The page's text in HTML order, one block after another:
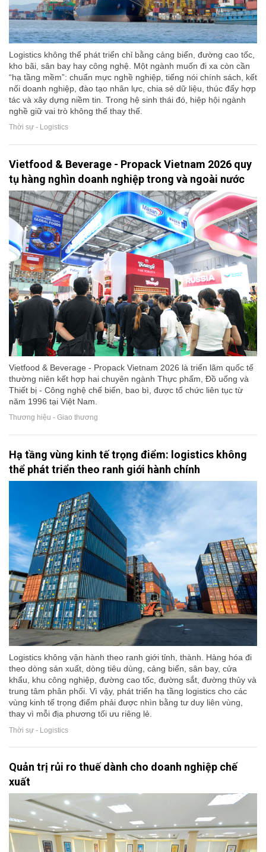
Logistics không thể phát triển chỉ bằng cảng biển, đường cao tốc,
kho bãi, sân bay hay công nghệ. Một ngành muốn đi xa còn cần
“hạ tầng mềm”: chuẩn mực nghề nghiệp, tiếng nói chính sách, kết
nối doanh nghiệp, đào tạo nhân lực, chia sẻ dữ liệu, thúc đẩy hợp
tác và xây dựng niềm tin. Trong hệ sinh thái đó, hiệp hội ngành
nghề giữ vai trò không thể thay thế.
Thời sự - Logistics
Vietfood & Beverage - Propack Vietnam 2026 quy
tụ hàng nghìn doanh nghiệp trong và ngoài nước
Vietfood & Beverage - Propack Vietnam 2026 là triển lãm quốc tế
thường niên kết hợp hai chuyên ngành Thực phẩm, Đồ uống và
Thiết bị - Công nghệ chế biến, bao bì, được tổ chức liên tục từ
năm 1996 tại Việt Nam.
Thương hiệu - Giao thương
Hạ tầng vùng kinh tế trọng điểm: logistics không
thể phát triển theo ranh giới hành chính
Logistics không vận hành theo ranh giới tỉnh, thành. Hàng hóa đi
theo dòng sản xuất, dòng tiêu dùng, cảng biển, sân bay, cửa
khẩu, khu công nghiệp, đường cao tốc, đường sắt, đường thủy và
trung tâm phân phối. Vì vậy, phát triển hạ tầng logistics cho các
vùng kinh tế trọng điểm phải được nhìn bằng tư duy liên vùng,
thay vì mỗi địa phương tối ưu riêng lẻ.
Thời sự - Logistics
Quản trị rủi ro thuế dành cho doanh nghiệp chế
xuất